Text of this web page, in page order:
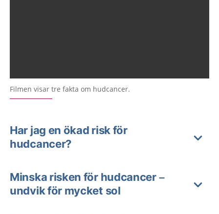
Filmen visar tre fakta om hudcancer.
Har jag en ökad risk för
hudcancer?
Minska risken för hudcancer –
undvik för mycket sol